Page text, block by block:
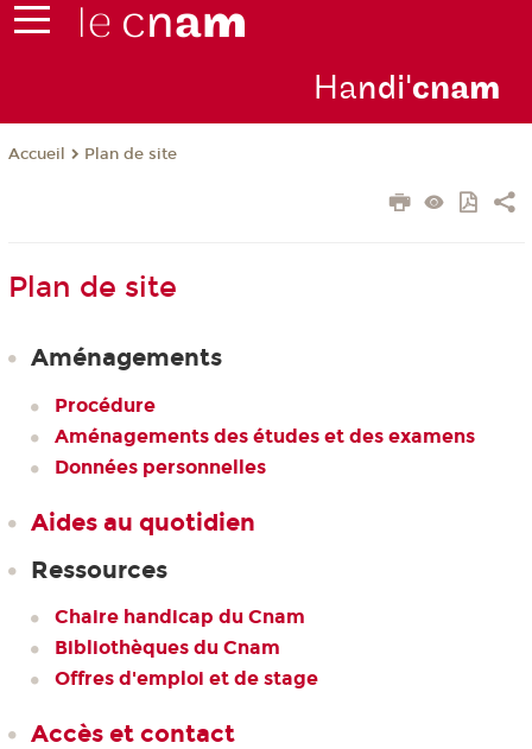
Handi'cnam
Accueil Plan de site
Plan de site
Aménagements
Procédure
Aménagements des études et des examens
Données personnelles
Aides au quotidien
Ressources
Chaire handicap du Cnam
Bibliothèques du Cnam
Offres d'emploi et de stage
Accès et contact